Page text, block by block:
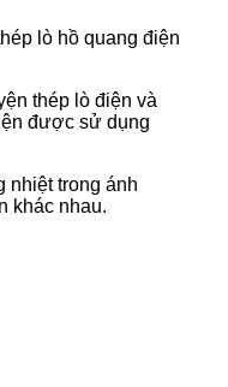
lò hồ quang điện
thép lò điện và
được sử dụng
nhiệt trong ánh
khác nhau.